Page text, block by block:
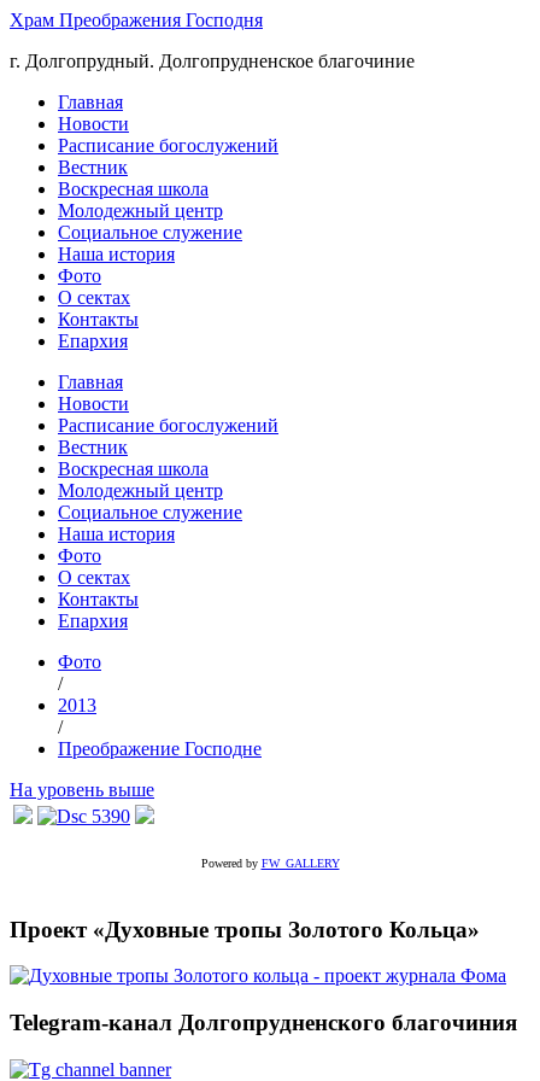
Храм Преображения Господня
г. Долгопрудный. Долгопрудненское благочиние
Главная
Новости
Расписание богослужений
Вестник
Воскресная школа
Молодежный центр
Социальное служение
Наша история
Фото
О сектах
Контакты
Епархия
Главная
Новости
Расписание богослужений
Вестник
Воскресная школа
Молодежный центр
Социальное служение
Наша история
Фото
О сектах
Контакты
Епархия
Фото
/
2013
/
Преображение Господне
На уровень выше
Powered by FW_GALLERY
Проект «Духовные тропы Золотого Кольца»
Telegram-канал Долгопрудненского благочиния